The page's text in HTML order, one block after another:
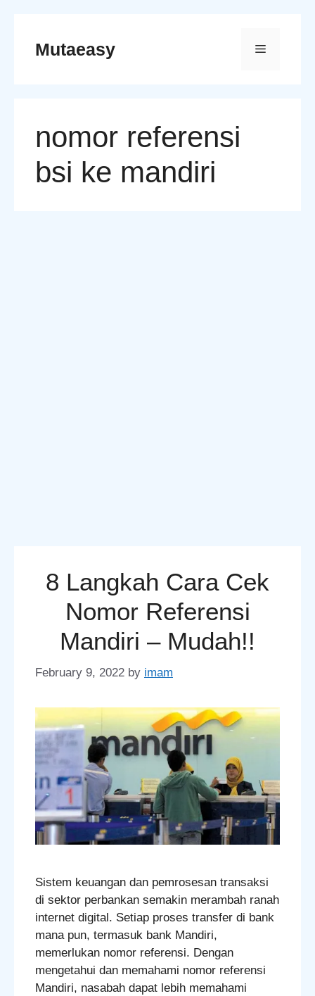
contentMutaeasy Menu
nomor referensi
bsi ke mandiri
8 Langkah Cara Cek
Nomor Referensi
Mandiri – Mudah!!
February 9, 2022 by imam
Sistem keuangan dan pemrosesan transaksi
di sektor perbankan semakin merambah ranah
internet digital. Setiap proses transfer di bank
mana pun, termasuk bank Mandiri,
memerlukan nomor referensi. Dengan
mengetahui dan memahami nomor referensi
Mandiri, nasabah dapat lebih memahami